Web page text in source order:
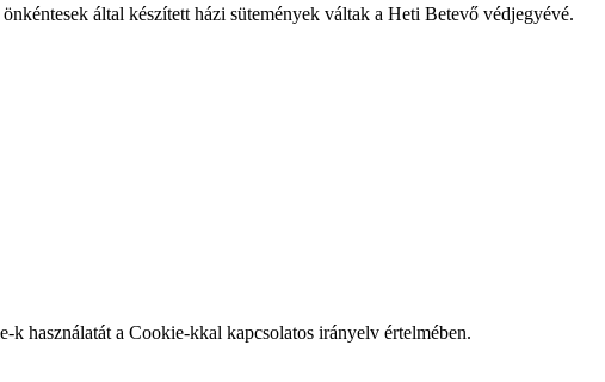
által készített házi sütemények váltak a Heti Betevő védjegyévé.
k használatát a Cookie-kkal kapcsolatos irányelv értelmében.